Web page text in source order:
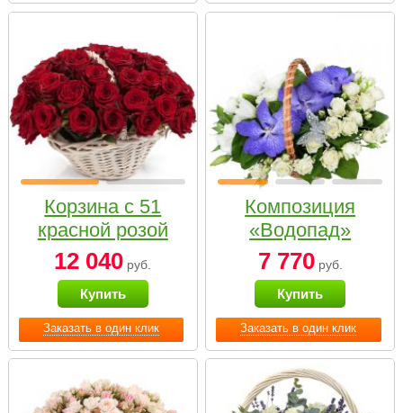
Заказать в один клик
Корзина с 51
красной розой
12 040 руб.
Купить
Заказать в один клик
Композиция
«Водопад»
7 770руб.
Купить